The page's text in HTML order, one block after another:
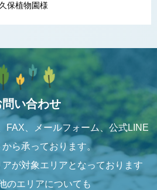
保植物園様
問い合わせ
FAX、メールフォーム、公式LINE
から承っております。
が対象エリアとなっております
のエリアについても